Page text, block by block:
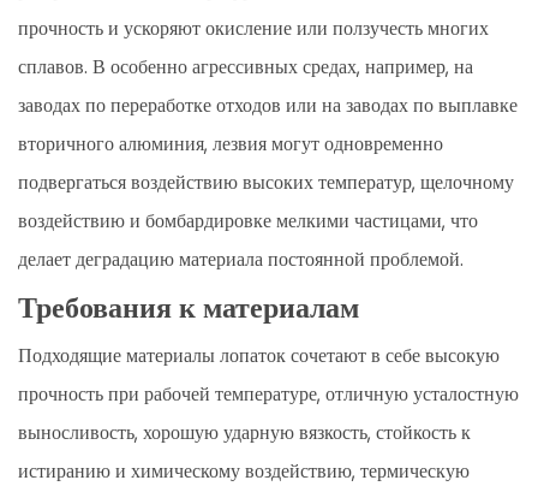
прочность и ускоряют окисление или ползучесть многих
сплавов. В особенно агрессивных средах, например, на
заводах по переработке отходов или на заводах по выплавке
вторичного алюминия, лезвия могут одновременно
подвергаться воздействию высоких температур, щелочному
воздействию и бомбардировке мелкими частицами, что
делает деградацию материала постоянной проблемой.
Требования к материалам
Подходящие материалы лопаток сочетают в себе высокую
прочность при рабочей температуре, отличную усталостную
выносливость, хорошую ударную вязкость, стойкость к
истиранию и химическому воздействию, термическую